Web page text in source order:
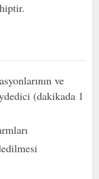
ve
(dakikada 1